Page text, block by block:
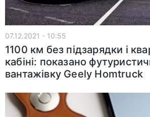
07.12.2021 - 10:55
1100 км без підзарядки і
кабіні: показано
вантажівку Geely Homtruck